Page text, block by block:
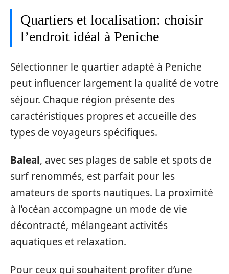
Quartiers et localisation: choisir
l’endroit idéal à Peniche
Sélectionner le quartier adapté à Peniche
peut influencer largement la qualité de votre
séjour. Chaque région présente des
caractéristiques propres et accueille des
types de voyageurs spécifiques.
Baleal, avec ses plages de sable et spots de
surf renommés, est parfait pour les
amateurs de sports nautiques. La proximité
à l’océan accompagne un mode de vie
décontracté, mélangeant activités
aquatiques et relaxation.
Pour ceux qui souhaitent profiter d’une